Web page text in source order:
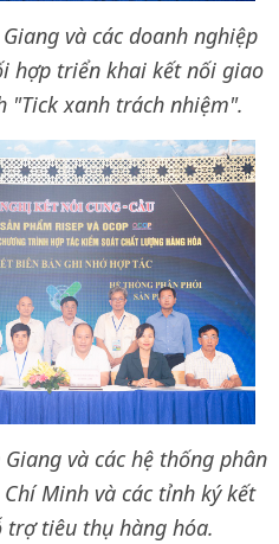
và các doanh nghiệp
hợp triển khai kết nối giao
"Tick xanh trách nhiệm".
và các hệ thống phân
Minh và các tỉnh ký kết
tiêu thụ hàng hóa.